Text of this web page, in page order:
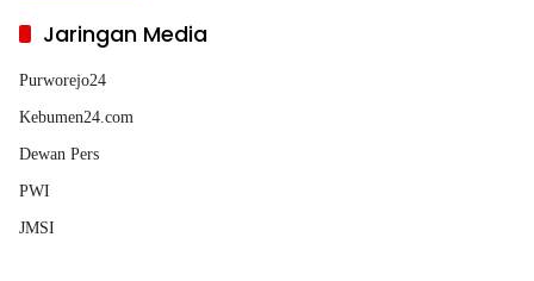
Jaringan Media
Purworejo24
Kebumen24.com
Dewan Pers
PWI
JMSI